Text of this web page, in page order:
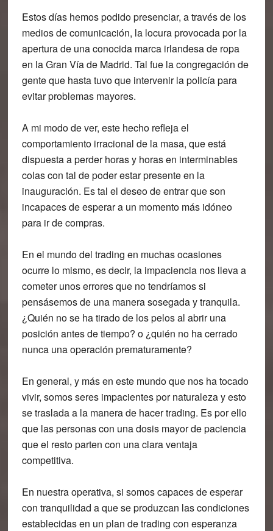
Estos días hemos podido presenciar, a través de los
medios de comunicación, la locura provocada por la
apertura de una conocida marca irlandesa de ropa
en la Gran Vía de Madrid. Tal fue la congregación de
gente que hasta tuvo que intervenir la policía para
evitar problemas mayores.
A mi modo de ver, este hecho refleja el
comportamiento irracional de la masa, que está
dispuesta a perder horas y horas en interminables
colas con tal de poder estar presente en la
inauguración. Es tal el deseo de entrar que son
incapaces de esperar a un momento más idóneo
para ir de compras.
En el mundo del trading en muchas ocasiones
ocurre lo mismo, es decir, la impaciencia nos lleva a
cometer unos errores que no tendríamos si
pensásemos de una manera sosegada y tranquila.
¿Quién no se ha tirado de los pelos al abrir una
posición antes de tiempo? o ¿quién no ha cerrado
nunca una operación prematuramente?
En general, y más en este mundo que nos ha tocado
vivir, somos seres impacientes por naturaleza y esto
se traslada a la manera de hacer trading. Es por ello
que las personas con una dosis mayor de paciencia
que el resto parten con una clara ventaja
competitiva.
En nuestra operativa, si somos capaces de esperar
con tranquilidad a que se produzcan las condiciones
establecidas en un plan de trading con esperanza